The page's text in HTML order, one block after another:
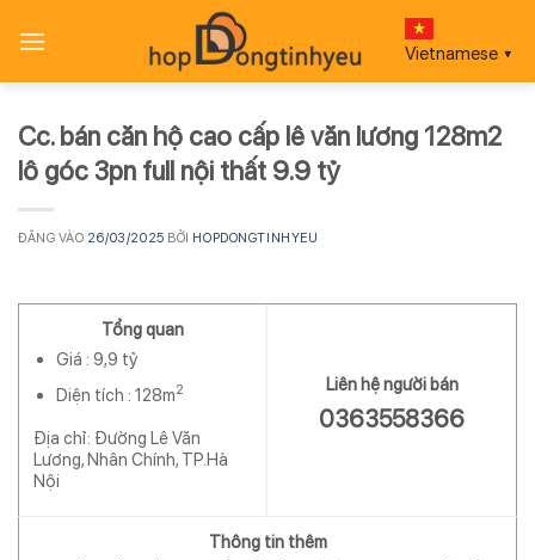
qua
Vietnamese ▼
Cc. bán căn hộ cao cấp lê văn lương 128m2
lô góc 3pn full nội thất 9.9 tỷ
ĐĂNG VÀO 26/03/2025 BỞI HOPDONGTINHYEU
Tổng quan
Giá : 9,9 tỷ
Diện tích : 128m2
Địa chỉ: Đường Lê Văn
Lương, Nhân Chính, TP.Hà
Nội
Liên hệ người bán
0363558366
Thông tin thêm